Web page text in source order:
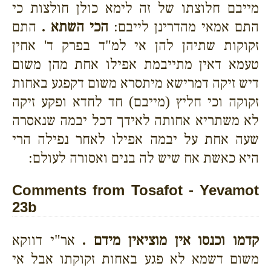
מייבם חלוצתו של זה לימא כולן חולצות כי
התם אמאי מהדרינן לייבם: הכי השתא . התם
זקוקות שתיהן להן אי למ"ד בפרק ד' אחין
טעמא דאין מתייבמת אפילו אחת מהן משום
דיש זיקה דמרישא מיתסרא משום דקפגע באחות
זקוקה וכי חליץ (מייבם) חד לחדא ופקע זיקה
לא משתריא אחותה לאידך דכל יבמה שנאסרה
שעה אחת על יבמה אפילו לאחר נפילה הרי
היא כאשת אח שיש לה בנים ואסורה לעולם:
Comments from Tosafot - Yevamot
23b
קדמו וכנסו אין מוציאין מידם . אר"י דווקא
משום דשמא לא פגע באחות זקוקתו אבל אי